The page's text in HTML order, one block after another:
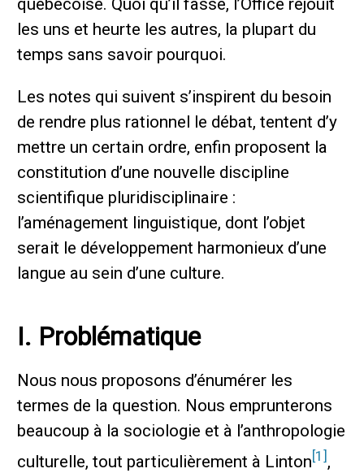
québécoise. Quoi qu’il fasse, l’Office réjouit
les uns et heurte les autres, la plupart du
temps sans savoir pourquoi.
Les notes qui suivent s’inspirent du besoin
de rendre plus rationnel le débat, tentent d’y
mettre un certain ordre, enfin proposent la
constitution d’une nouvelle discipline
scientifique pluridisciplinaire :
l’aménagement linguistique, dont l’objet
serait le développement harmonieux d’une
langue au sein d’une culture.
I. Problématique
Nous nous proposons d’énumérer les
termes de la question. Nous emprunterons
beaucoup à la sociologie et à l’anthropologie
culturelle, tout particulièrement à Linton [1] ,